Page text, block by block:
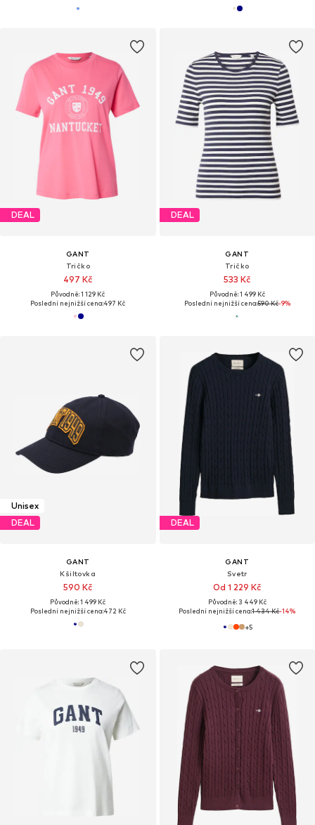
DEAL
GANT
Tričko
497 Kč
Původně: 1 129 Kč
Poslední nejnižší cena:497 Kč
DEAL
GANT
Tričko
533 Kč
Původně: 1 499 Kč
Poslední nejnižší cena:590 Kč-9%
Unisex
DEAL
GANT
Kšiltovka
590 Kč
Původně: 1 499 Kč
Poslední nejnižší cena:472 Kč
DEAL
GANT
Svetr
Od 1 229 Kč
Původně: 3 449 Kč
Poslední nejnižší cena:1 434 Kč-14%
+5